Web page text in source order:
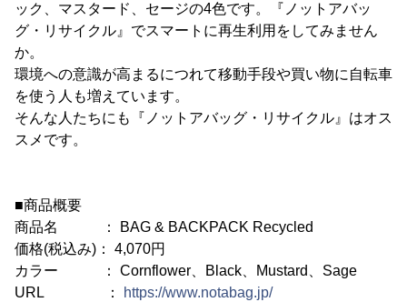
ック、マスタード、セージの4色です。『ノットアバッ
グ・リサイクル』でスマートに再生利用をしてみません
か。
環境への意識が高まるにつれて移動手段や買い物に自転車
を使う人も増えています。
そんな人たちにも『ノットアバッグ・リサイクル』はオス
スメです。
■商品概要
商品名 ： BAG & BACKPACK Recycled
価格(税込み)： 4,070円
カラー ： Cornflower、Black、Mustard、Sage
URL ：
https://www.notabag.jp/